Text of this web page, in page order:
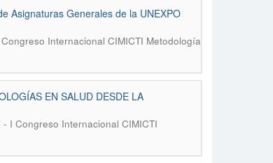
Asignaturas Generales de la UNEXPO
Internacional CIMICTI Metodología
EN SALUD DESDE LA
I Congreso Internacional CIMICTI